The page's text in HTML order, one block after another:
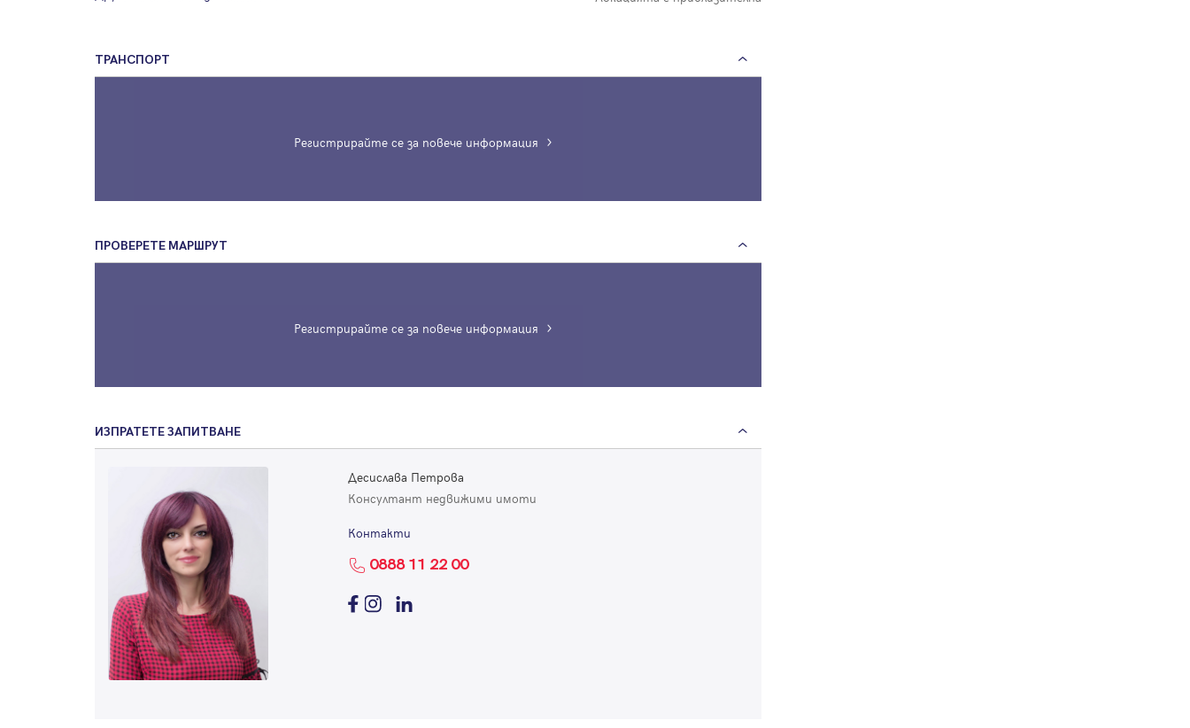
ТРАНСПОРТ
Регистрирайте се за повече информация
ПРОВЕРЕТЕ МАРШРУТ
Регистрирайте се за повече информация
ИЗПРАТЕТЕ ЗАПИТВАНЕ
Десислава Петрова
Консултант недвижими имоти
Контакти
0888 11 22 00
по-подробна информация.